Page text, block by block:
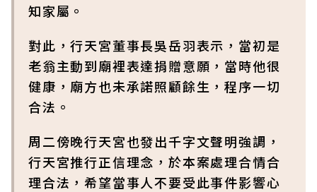
知家屬。
對此，行天宮董事長吳岳羽表示，當初是
老翁主動到廟裡表達捐贈意願，當時他很
健康，廟方也未承諾照顧餘生，程序一切
合法。
周二傍晚行天宮也發出千字文聲明強調，
行天宮推行正信理念，於本案處理合情合
理合法，希望當事人不要受此事件影響心